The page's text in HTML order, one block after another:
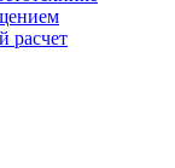
расчет